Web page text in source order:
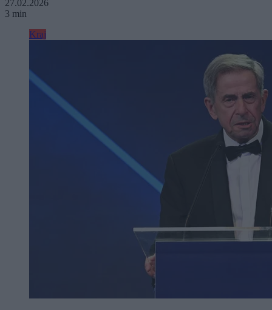
27.02.2026
3 min
Kraj